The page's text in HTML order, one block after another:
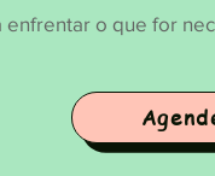
enfrentar o que for